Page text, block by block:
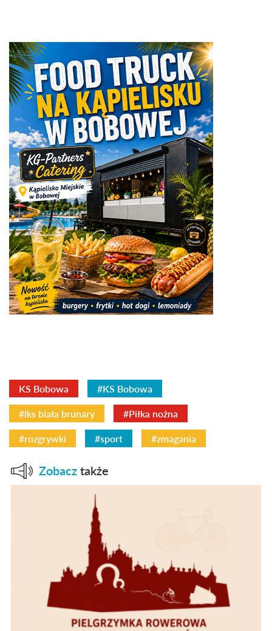
KS Bobowa #KS Bobowa
#lks biała brunary #Piłka nożna
#rozgrywki #sport #zmagania
Zobacz także